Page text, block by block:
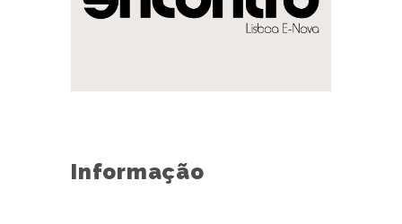
Informação